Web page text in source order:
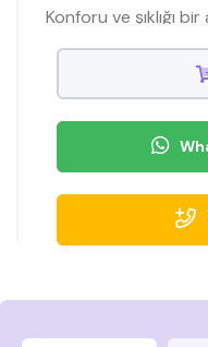
Konforu ve şıklığı
modern
katan bu takım,